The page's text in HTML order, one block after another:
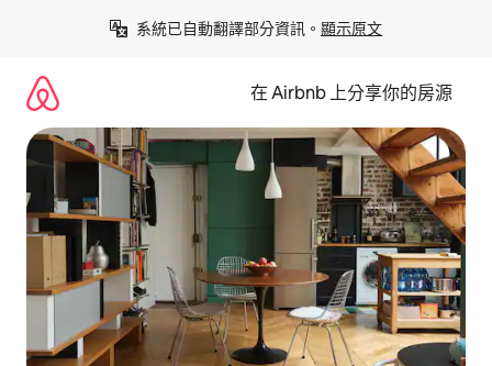
系統已自動翻譯部分資訊。 顯示原文
在 Airbnb 上分享你的房源